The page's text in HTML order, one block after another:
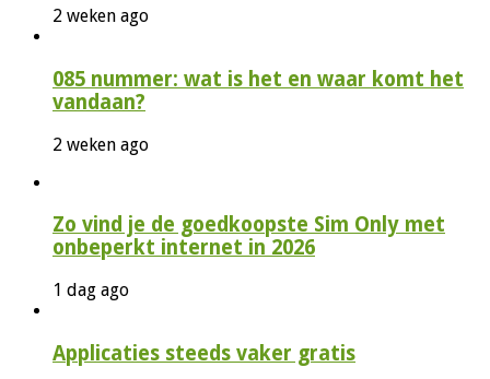
2 weken ago
085 nummer: wat is het en waar komt het
vandaan?
2 weken ago
Zo vind je de goedkoopste Sim Only met
onbeperkt internet in 2026
1 dag ago
Applicaties steeds vaker gratis